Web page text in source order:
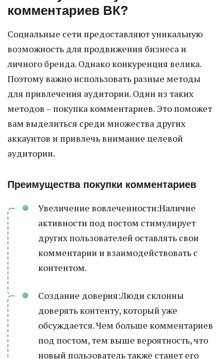
комментариев ВК?
Социальные сети предоставляют уникальную
возможность для продвижения бизнеса и
личного бренда. Однако конкуренция велика.
Поэтому важно использовать разные методы
для привлечения аудитории. Один из таких
методов – покупка комментариев. Это поможет
вам выделиться среди множества других
аккаунтов и привлечь внимание целевой
аудитории.
Преимущества покупки комментариев
Увеличение вовлеченности:Наличие
активности под постом стимулирует
других пользователей оставлять свои
комментарии и взаимодействовать с
контентом.
Создание доверия:Люди склонны
доверять контенту, который уже
обсуждается. Чем больше комментариев
под постом, тем выше вероятность, что
новый пользователь также станет его